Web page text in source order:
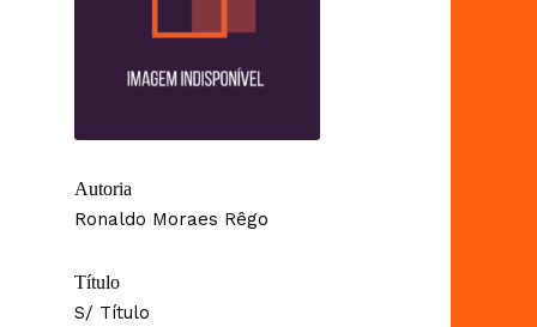
Autoria
Ronaldo Moraes Rêgo
Título
S/ Título